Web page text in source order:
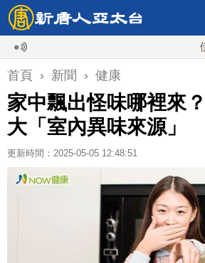
伊朗
首頁 › 新聞 › 健康
家中飄出怪味哪裡來
大「室內異味來源」
更新時間：2025-05-05 12:48:51